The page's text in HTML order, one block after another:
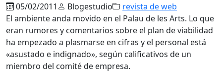
05/02/2011 Blogestudio
revista de web
El ambiente anda movido en el Palau de les Arts. Lo que
eran rumores y comentarios sobre el plan de viabilidad
ha empezado a plasmarse en cifras y el personal está
«asustado e indignado», según calificativos de un
miembro del comité de empresa.